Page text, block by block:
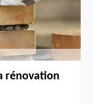
rénovation